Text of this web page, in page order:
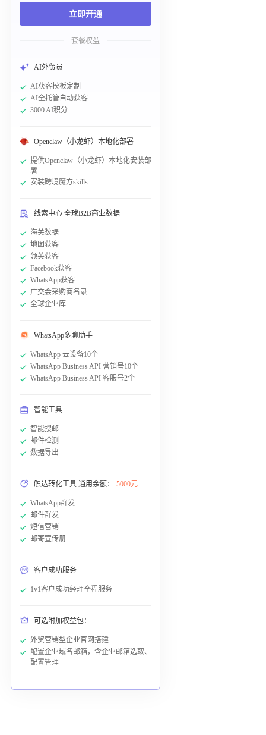
立即开通
套餐权益
AI外贸员
AI获客模板定制
AI全托管自动获客
3000 AI积分
Openclaw（小龙虾）本地化部署
提供Openclaw（小龙虾）本地化安装部
署
安装跨境魔方skills
线索中心 全球B2B商业数据
海关数据
地图获客
领英获客
Facebook获客
WhatsApp获客
广交会采购商名录
全球企业库
WhatsApp多聊助手
WhatsApp 云设备10个
WhatsApp Business API 营销号10个
WhatsApp Business API 客服号2个
智能工具
智能搜邮
邮件检测
数据导出
触达转化工具 通用余额： 5000元
WhatsApp群发
邮件群发
短信营销
邮寄宣传册
客户成功服务
1v1客户成功经理全程服务
可选附加权益包：
外贸营销型企业官网搭建
配置企业域名邮箱，含企业邮箱选取、
配置管理